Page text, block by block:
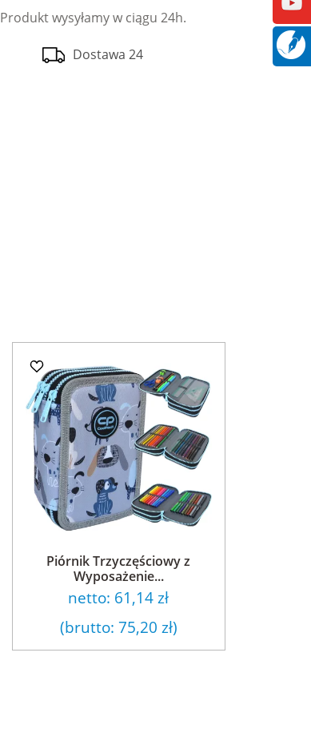
Produkt wysyłamy w ciągu 24h.
Dostawa 24
Piórnik Trzyczęściowy z
Wyposażenie...
netto: 61,14 zł
(brutto: 75,20 zł)